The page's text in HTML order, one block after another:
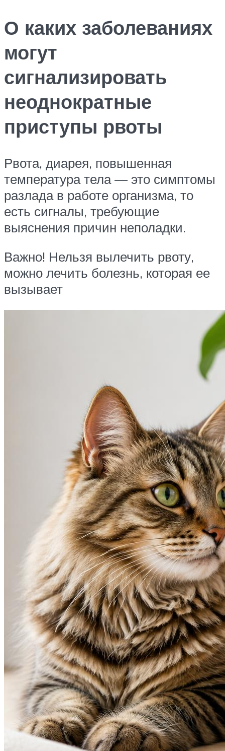
О каких заболеваниях
могут
сигнализировать
неоднократные
приступы рвоты
Рвота, диарея, повышенная
температура тела — это симптомы
разлада в работе организма, то
есть сигналы, требующие
выяснения причин неполадки.
Важно! Нельзя вылечить рвоту,
можно лечить болезнь, которая ее
вызывает